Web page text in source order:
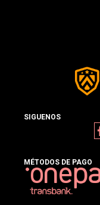
SIGUENOS
MÉTODOS DE PAGO